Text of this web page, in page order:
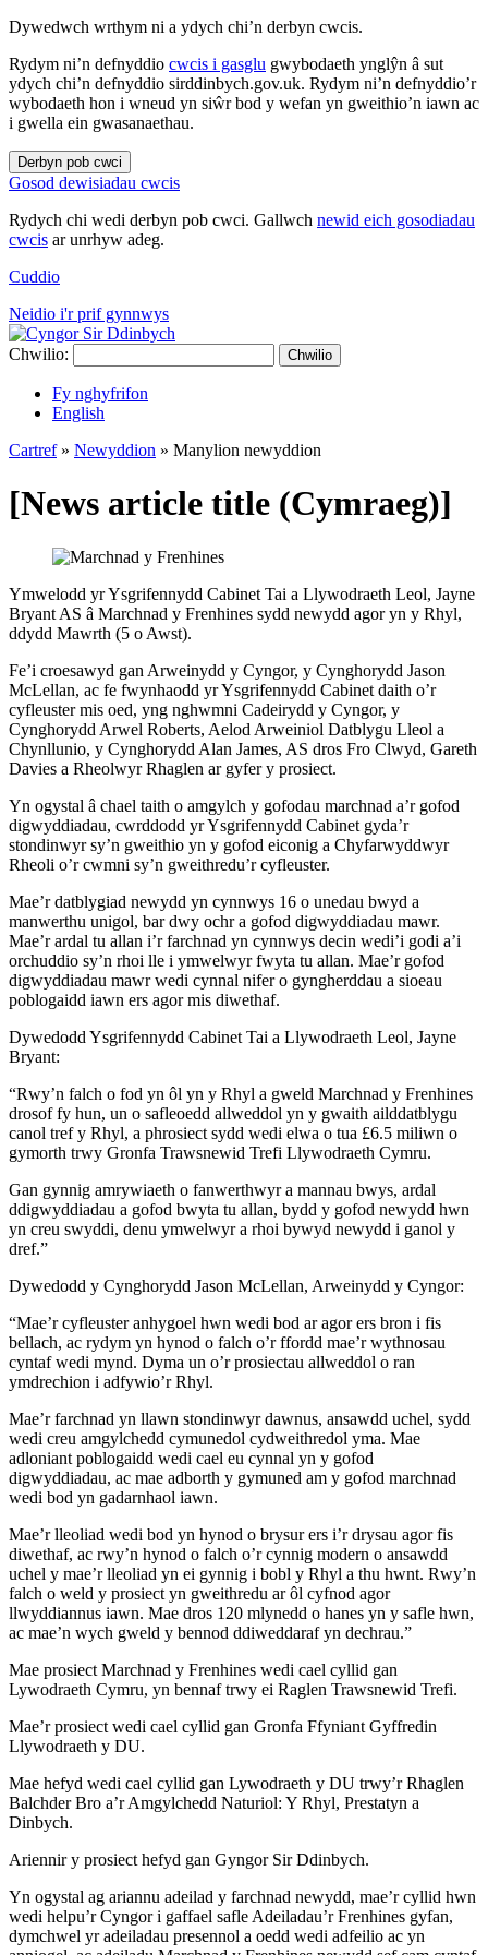
Dywedwch wrthym ni a ydych chi’n derbyn cwcis.
Rydym ni’n defnyddio cwcis i gasglu gwybodaeth ynglŷn â sut
ydych chi’n defnyddio sirddinbych.gov.uk. Rydym ni’n defnyddio’r
wybodaeth hon i wneud yn siŵr bod y wefan yn gweithio’n iawn ac
i gwella ein gwasanaethau.
Derbyn pob cwci
Gosod dewisiadau cwcis
Rydych chi wedi derbyn pob cwci. Gallwch newid eich gosodiadau
cwcis ar unrhyw adeg.
Cuddio
Neidio i'r prif gynnwys
Chwilio: Chwilio
Fy nghyfrifon
English
Cartref» Newyddion » Manylion newyddion
[News article title (Cymraeg)]
Ymwelodd yr Ysgrifennydd Cabinet Tai a Llywodraeth Leol, Jayne
Bryant AS â Marchnad y Frenhines sydd newydd agor yn y Rhyl,
ddydd Mawrth (5 o Awst).
Fe’i croesawyd gan Arweinydd y Cyngor, y Cynghorydd Jason
McLellan, ac fe fwynhaodd yr Ysgrifennydd Cabinet daith o’r
cyfleuster mis oed, yng nghwmni Cadeirydd y Cyngor, y
Cynghorydd Arwel Roberts, Aelod Arweiniol Datblygu Lleol a
Chynllunio, y Cynghorydd Alan James, AS dros Fro Clwyd, Gareth
Davies a Rheolwyr Rhaglen ar gyfer y prosiect.
Yn ogystal â chael taith o amgylch y gofodau marchnad a’r gofod
digwyddiadau, cwrddodd yr Ysgrifennydd Cabinet gyda’r
stondinwyr sy’n gweithio yn y gofod eiconig a Chyfarwyddwyr
Rheoli o’r cwmni sy’n gweithredu’r cyfleuster.
Mae’r datblygiad newydd yn cynnwys 16 o unedau bwyd a
manwerthu unigol, bar dwy ochr a gofod digwyddiadau mawr.
Mae’r ardal tu allan i’r farchnad yn cynnwys decin wedi’i godi a’i
orchuddio sy’n rhoi lle i ymwelwyr fwyta tu allan. Mae’r gofod
digwyddiadau mawr wedi cynnal nifer o gyngherddau a sioeau
poblogaidd iawn ers agor mis diwethaf.
Dywedodd Ysgrifennydd Cabinet Tai a Llywodraeth Leol, Jayne
Bryant:
“Rwy’n falch o fod yn ôl yn y Rhyl a gweld Marchnad y Frenhines
drosof fy hun, un o safleoedd allweddol yn y gwaith ailddatblygu
canol tref y Rhyl, a phrosiect sydd wedi elwa o tua £6.5 miliwn o
gymorth trwy Gronfa Trawsnewid Trefi Llywodraeth Cymru.
Gan gynnig amrywiaeth o fanwerthwyr a mannau bwys, ardal
ddigwyddiadau a gofod bwyta tu allan, bydd y gofod newydd hwn
yn creu swyddi, denu ymwelwyr a rhoi bywyd newydd i ganol y
dref.”
Dywedodd y Cynghorydd Jason McLellan, Arweinydd y Cyngor:
“Mae’r cyfleuster anhygoel hwn wedi bod ar agor ers bron i fis
bellach, ac rydym yn hynod o falch o’r ffordd mae’r wythnosau
cyntaf wedi mynd. Dyma un o’r prosiectau allweddol o ran
ymdrechion i adfywio’r Rhyl.
Mae’r farchnad yn llawn stondinwyr dawnus, ansawdd uchel, sydd
wedi creu amgylchedd cymunedol cydweithredol yma. Mae
adloniant poblogaidd wedi cael eu cynnal yn y gofod
digwyddiadau, ac mae adborth y gymuned am y gofod marchnad
wedi bod yn gadarnhaol iawn.
Mae’r lleoliad wedi bod yn hynod o brysur ers i’r drysau agor fis
diwethaf, ac rwy’n hynod o falch o’r cynnig modern o ansawdd
uchel y mae’r lleoliad yn ei gynnig i bobl y Rhyl a thu hwnt. Rwy’n
falch o weld y prosiect yn gweithredu ar ôl cyfnod agor
llwyddiannus iawn. Mae dros 120 mlynedd o hanes yn y safle hwn,
ac mae’n wych gweld y bennod ddiweddaraf yn dechrau.”
Mae prosiect Marchnad y Frenhines wedi cael cyllid gan
Lywodraeth Cymru, yn bennaf trwy ei Raglen Trawsnewid Trefi.
Mae’r prosiect wedi cael cyllid gan Gronfa Ffyniant Gyffredin
Llywodraeth y DU.
Mae hefyd wedi cael cyllid gan Lywodraeth y DU trwy’r Rhaglen
Balchder Bro a’r Amgylchedd Naturiol: Y Rhyl, Prestatyn a
Dinbych.
Ariennir y prosiect hefyd gan Gyngor Sir Ddinbych.
Yn ogystal ag ariannu adeilad y farchnad newydd, mae’r cyllid hwn
wedi helpu’r Cyngor i gaffael safle Adeiladau’r Frenhines gyfan,
dymchwel yr adeiladau presennol a oedd wedi adfeilio ac yn